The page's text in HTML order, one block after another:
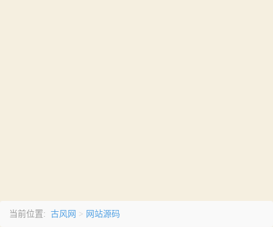
当前位置: 古风网 > 网站源码